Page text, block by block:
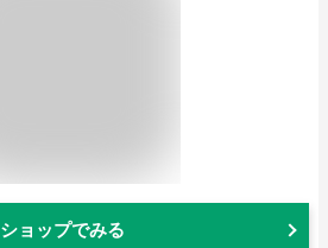
ショップでみる